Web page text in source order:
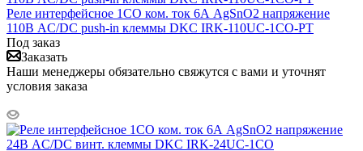
Реле интерфейсное 1CO ком. ток 6А AgSnO2 напряжение
110В AC/DC push-in клеммы DKC IRK-110UC-1CO-PT
Под заказ
Заказать
Наши менеджеры обязательно свяжутся с вами и уточнят
условия заказа